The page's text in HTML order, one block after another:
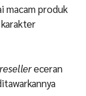
macam produk
resellereceran